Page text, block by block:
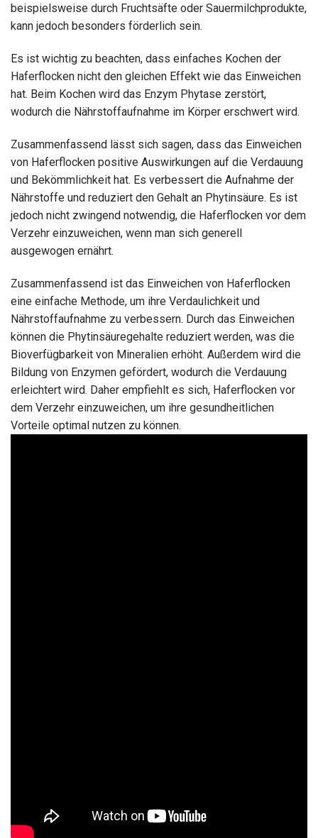
beispielsweise durch Fruchtsäfte oder Sauermilchprodukte,
kann jedoch besonders förderlich sein.
Es ist wichtig zu beachten, dass einfaches Kochen der
Haferflocken nicht den gleichen Effekt wie das Einweichen
hat. Beim Kochen wird das Enzym Phytase zerstört,
wodurch die Nährstoffaufnahme im Körper erschwert wird.
Zusammenfassend lässt sich sagen, dass das Einweichen
von Haferflocken positive Auswirkungen auf die Verdauung
und Bekömmlichkeit hat. Es verbessert die Aufnahme der
Nährstoffe und reduziert den Gehalt an Phytinsäure. Es ist
jedoch nicht zwingend notwendig, die Haferflocken vor dem
Verzehr einzuweichen, wenn man sich generell
ausgewogen ernährt.
Zusammenfassend ist das Einweichen von Haferflocken
eine einfache Methode, um ihre Verdaulichkeit und
Nährstoffaufnahme zu verbessern. Durch das Einweichen
können die Phytinsäuregehalte reduziert werden, was die
Bioverfügbarkeit von Mineralien erhöht. Außerdem wird die
Bildung von Enzymen gefördert, wodurch die Verdauung
erleichtert wird. Daher empfiehlt es sich, Haferflocken vor
dem Verzehr einzuweichen, um ihre gesundheitlichen
Vorteile optimal nutzen zu können.